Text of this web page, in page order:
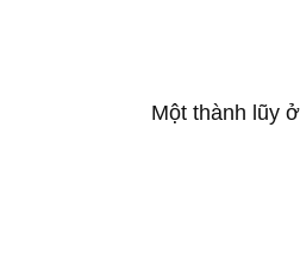
Một thành lũy